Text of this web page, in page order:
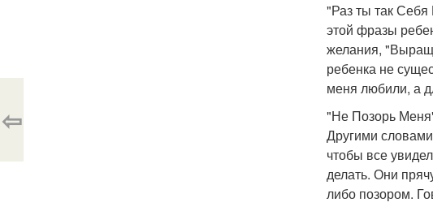
"Раз ты так
этой фразы
желания,
ребенка не
меня любили, а
"Не Позорь
Другими
чтобы все
делать. Они
либо позором.
⇦